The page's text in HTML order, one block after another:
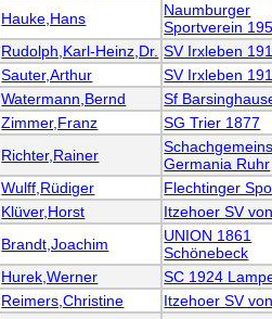
Hauke,Hans
Naumburger
Sportverein
Rudolph,Karl-Heinz,Dr. SV Irxleben
Sauter,Arthur
SV Irxleben
Watermann,Bernd
Sf
Zimmer,Franz
SG Trier 1877
Richter,Rainer
Germania Ruhr
Wulff,Rüdiger
Flechtinger
Klüver,Horst
Itzehoer SV
Brandt,Joachim
UNION 1861
Schönebeck
Hurek,Werner
SC 1924
Reimers,Christine
Itzehoer SV